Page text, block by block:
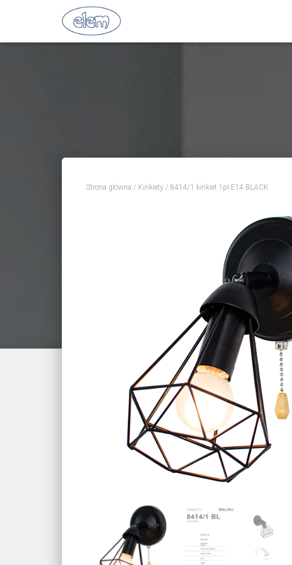
Strona główna / Kinkiety / 8414/1 kinkiet 1pł.E14 BLACK